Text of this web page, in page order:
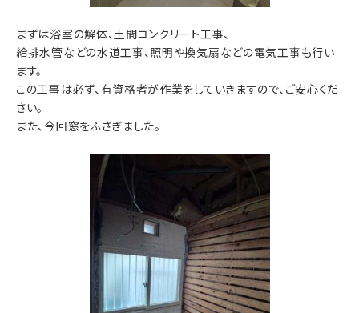
まずは浴室の解体、土間コンクリート工事、
給排水管などの水道工事、照明や換気扇などの電気工事も行い
ます。
この工事は必ず、有資格者が作業をしていきますので、ご安心くだ
さい。
また、今回窓をふさぎました。